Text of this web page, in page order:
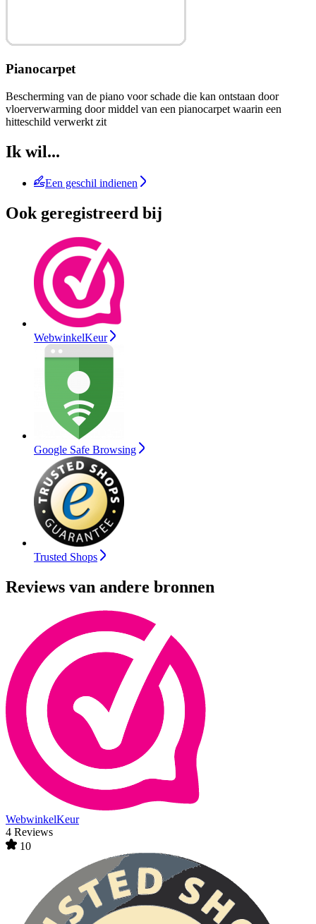
Pianocarpet
Bescherming van de piano voor schade die kan ontstaan door
vloerverwarming door middel van een pianocarpet waarin een
hitteschild verwerkt zit
Ik wil...
Een geschil indienen
Ook geregistreerd bij
WebwinkelKeur
Google Safe Browsing
Trusted Shops
Reviews van andere bronnen
WebwinkelKeur
4 Reviews
10